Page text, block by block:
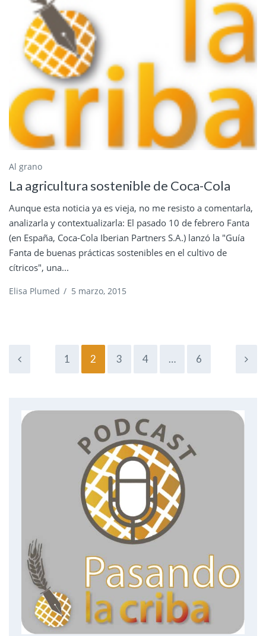
Al grano
La agricultura sostenible de Coca-Cola
Aunque esta noticia ya es vieja, no me resisto a comentarla,
analizarla y contextualizarla: El pasado 10 de febrero Fanta
(en España, Coca-Cola Iberian Partners S.A.) lanzó la "Guía
Fanta de buenas prácticas sostenibles en el cultivo de
cítricos", una...
Elisa Plumed / 5 marzo, 2015
1 2 3 4 … 6